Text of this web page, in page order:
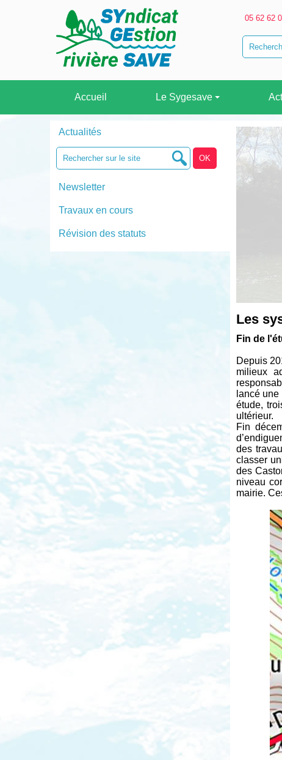
05 62 62
Accueil Le Sygesave
Actualités
Newsletter
Travaux en cours
Révision des statuts
Les
Fin de
Depuis
milieux
lancé
étude,
ultérieur.
Fin
des
classer
des
niveau
mairie.